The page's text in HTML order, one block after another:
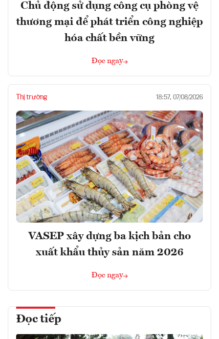
Chủ động sử dụng công cụ phòng vệ
thương mại để phát triển công nghiệp
hóa chất bền vững
Đọc ngay
Thị trường 18:57, 07/08/2026
VASEP xây dựng ba kịch bản cho
xuất khẩu thủy sản năm 2026
Đọc ngay
Đọc tiếp